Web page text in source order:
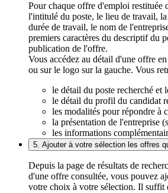
Pour chaque offre d'emploi restituée
l'intitulé du poste, le lieu de travail,
durée de travail, le nom de
premiers caractères du descriptif du
publication de l'offre.
Vous accédez au détail d'une offre
ou sur le logo sur la gauche. Vous
le détail du poste recherché et
le détail du profil du candidat
les modalités pour répondre à
la présentation de l'entreprise
les informations
5. Ajouter à votre sélection les offres
Depuis la page de résultats de
d'une offre consultée, vous pouvez
votre choix à votre sélection. Il suffit